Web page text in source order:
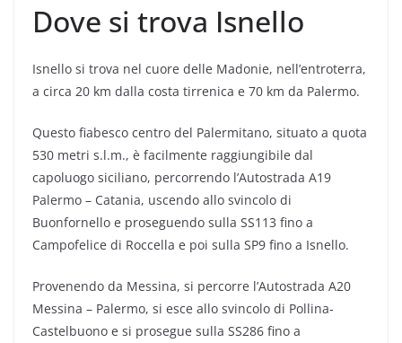
Dove si trova Isnello
Isnello si trova nel cuore delle Madonie, nell’entroterra,
a circa 20 km dalla costa tirrenica e 70 km da Palermo.
Questo fiabesco centro del Palermitano, situato a quota
530 metri s.l.m., è facilmente raggiungibile dal
capoluogo siciliano, percorrendo l’Autostrada A19
Palermo – Catania, uscendo allo svincolo di
Buonfornello e proseguendo sulla SS113 fino a
Campofelice di Roccella e poi sulla SP9 fino a Isnello.
Provenendo da Messina, si percorre l’Autostrada A20
Messina – Palermo, si esce allo svincolo di Pollina-
Castelbuono e si prosegue sulla SS286 fino a